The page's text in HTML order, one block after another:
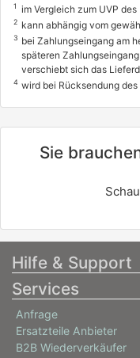
177 /
09/
info
2.8
150 /
05/
1 im Vergleich zum UVP
2 kann abhängig vom
3 bei Zahlungseingang am
späteren
verschiebt sich das
4 wird bei Rücksendung
Sie
Hilfe & Support
Services
Anfrage
Ersatzteile Anbieter
B2B Wiederverkäufer